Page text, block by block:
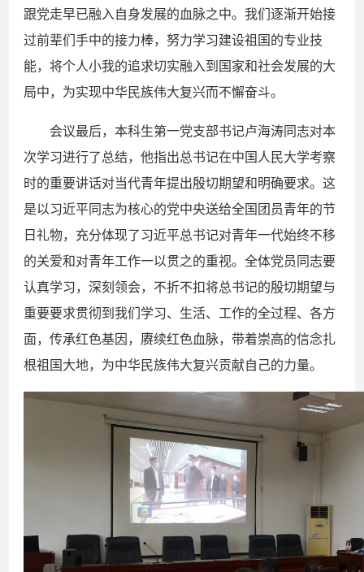
跟党走早已融入自身发展的血脉之中。我们逐渐开始接
过前辈们手中的接力棒，努力学习建设祖国的专业技
能，将个人小我的追求切实融入到国家和社会发展的大
局中，为实现中华民族伟大复兴而不懈奋斗。
会议最后，本科生第一党支部书记卢海涛同志对本
次学习进行了总结，他指出总书记在中国人民大学考察
时的重要讲话对当代青年提出殷切期望和明确要求。这
是以习近平同志为核心的党中央送给全国团员青年的节
日礼物，充分体现了习近平总书记对青年一代始终不移
的关爱和对青年工作一以贯之的重视。全体党员同志要
认真学习，深刻领会，不折不扣将总书记的殷切期望与
重要要求贯彻到我们学习、生活、工作的全过程、各方
面，传承红色基因，赓续红色血脉，带着崇高的信念扎
根祖国大地，为中华民族伟大复兴贡献自己的力量。